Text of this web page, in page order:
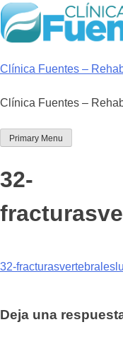
Skip
to
content
Clínica Fuentes –
Clínica Fuentes –
Primary Menu
32-
32-
Deja una